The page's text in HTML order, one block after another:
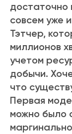
достаточно
совсем уже
Тэтчер,
миллионов
учетом
добычи.
что
Первая
можно было